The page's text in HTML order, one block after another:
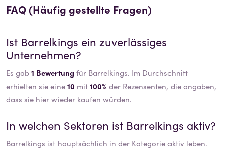
FAQ (Häufig gestellte Fragen)
Ist Barrelkings ein zuverlässiges
Unternehmen?
Es gab1 Bewertungfür Barrelkings. Im Durchschnitt
erhielten sie eine10 mit100% der Rezensenten, die angaben,
dass sie hier wieder kaufen würden.
In welchen Sektoren ist Barrelkings aktiv?
Barrelkings ist hauptsächlich in der Kategorie aktiv leben.